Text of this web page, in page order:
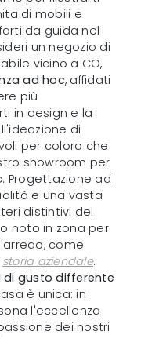
di mobili e
da guida nel
un negozio di
vicino a CO,
ad hoc, affidati
più
in design e la
di
per coloro che
showroom per
Progettazione ad
e una vasta
distintivi del
noto in zona per
come
storia aziendale.
gusto differente
è unica: in
l'eccellenza
dei nostri